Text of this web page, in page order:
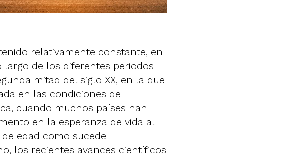
relativamente constante, en
de los diferentes periodos
mitad del siglo XX, en la que
en las condiciones de
cuando muchos países han
en la esperanza de vida al
edad como sucede
los recientes avances científicos